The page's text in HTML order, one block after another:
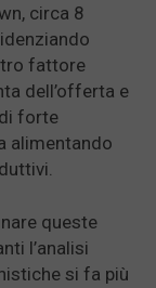
circa 8
fattore
dell’offerta e
forte
alimentando
queste
l’analisi
si fa più